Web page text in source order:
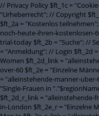
// Privacy Policy $ft_1c =
"Urheberrecht"; // Copyright
$ft_2a = "Kostenlos
noch-heute-ihren-kostenlosen-
trial-today $ft_2b = "Suche"; //
= "Anmeldung"; // Login $ft_2d
Women $ft_2d_link =
over-60 $ft_2e = "Einzelne
= "alleinstehende-manner-
"Single-Frauen in
$ft_2d_r_link =
in-London $ft_2e_r = "Einzelne